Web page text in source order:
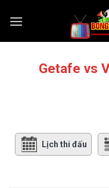
Getafe vs
Lịch thi đấu